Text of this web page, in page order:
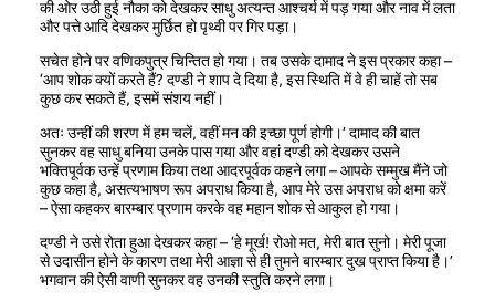
की ओर उठी हुई नौका को देखकर साधु अत्यन्त आश्चर्य में पड़ गया और नाव में लता
और पत्ते आदि देखकर मुर्छित हो पृथ्वी पर गिर पड़ा।
सचेत होने पर वणिकपुत्र चिन्तित हो गया। तब उसके दामाद ने इस प्रकार कहा –
‘आप शोक क्यों करते हैं? दण्डी ने शाप दे दिया है, इस स्थिति में वे ही चाहें तो सब
कुछ कर सकते हैं, इसमें संशय नहीं।
अतः उन्हीं की शरण में हम चलें, वहीं मन की इच्छा पूर्ण होगी।’ दामाद की बात
सुनकर वह साधु बनिया उनके पास गया और वहां दण्डी को देखकर उसने
भक्तिपूर्वक उन्हें प्रणाम किया तथा आदरपूर्वक कहने लगा – आपके सम्मुख मैंने जो
कुछ कहा है, असत्यभाषण रूप अपराध किया है, आप मेरे उस अपराध को क्षमा करें
– ऐसा कहकर बारम्बार प्रणाम करके वह महान शोक से आकुल हो गया।
दण्डी ने उसे रोता हुआ देखकर कहा – ‘हे मूर्ख! रोओ मत, मेरी बात सुनो। मेरी पूजा
से उदासीन होने के कारण तथा मेरी आज्ञा से ही तुमने बारम्बार दुख प्राप्त किया है।’
भगवान की ऐसी वाणी सुनकर वह उनकी स्तुति करने लगा।